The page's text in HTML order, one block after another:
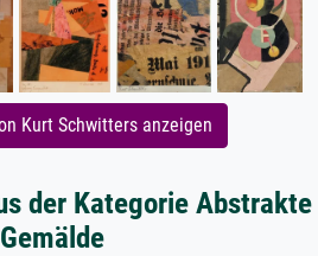
Kurt Schwitters anzeigen
der Kategorie Abstrakte
Gemälde